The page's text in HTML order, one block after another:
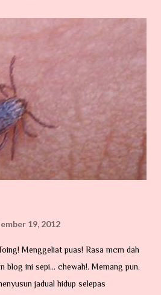
19, 2012
Menggeliat puas! Rasa mcm dah
blog ini sepi... chewah!. Memang pun.
jadual hidup selepas